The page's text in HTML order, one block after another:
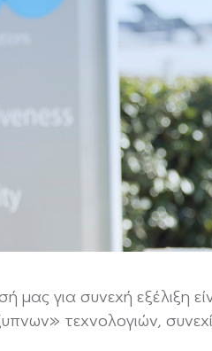
μας για συνεχή εξέλιξη
τεχνολογιών,